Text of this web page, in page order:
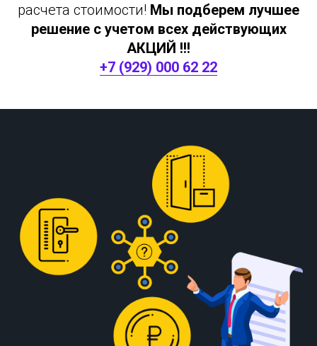
расчета стоимости! Мы подберем лучшее
решение с учетом всех действующих
АКЦИЙ !!!
+7 (929) 000 62 22